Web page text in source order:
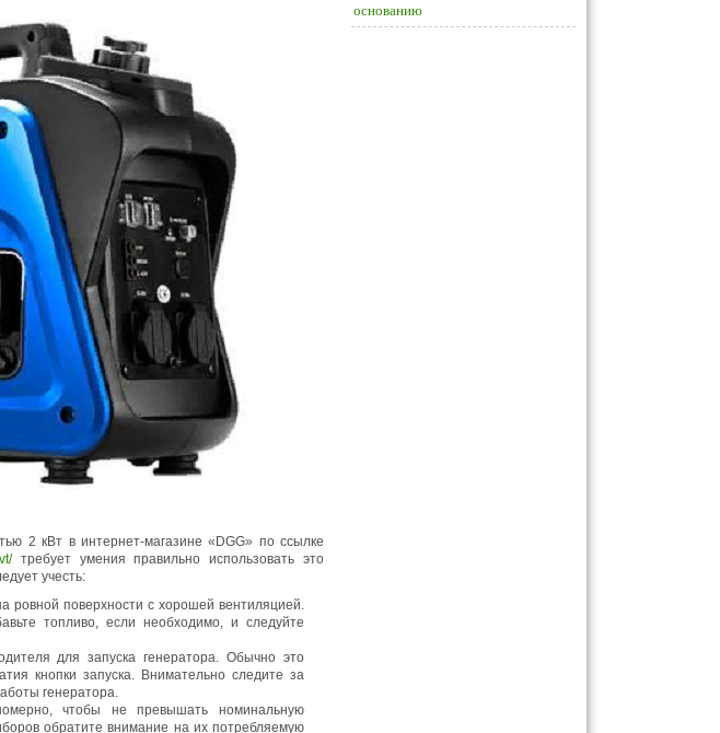
2 кВт в интернет-магазине «DGG» по ссылке
требует умения правильно использовать это
учесть:
ровной поверхности с хорошей вентиляцией.
топливо, если необходимо, и следуйте
для запуска генератора. Обычно это
кнопки запуска. Внимательно следите за
генератора.
чтобы не превышать номинальную
обратите внимание на их потребляемую
основанию